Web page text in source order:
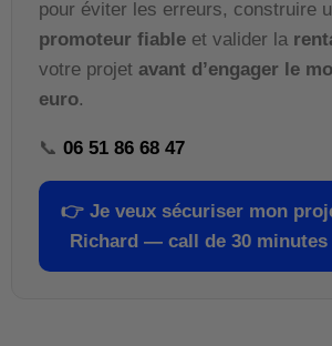
pour éviter les erreurs, construire
promoteur fiable et valider la
votre projet avant d’engager le
euro.
📞 06 51 86 68 47
👉 Je veux sécuriser mon
Richard — call de 30